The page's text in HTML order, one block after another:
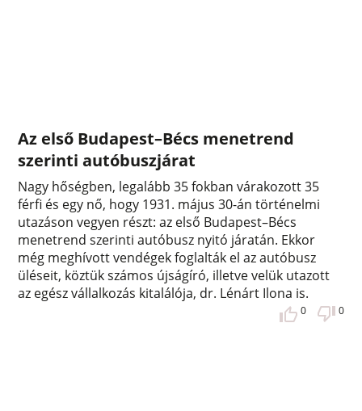
Az első Budapest–Bécs menetrend
szerinti autóbuszjárat
Nagy hőségben, legalább 35 fokban várakozott 35
férfi és egy nő, hogy 1931. május 30-án történelmi
utazáson vegyen részt: az első Budapest–Bécs
menetrend szerinti autóbusz nyitó járatán. Ekkor
még meghívott vendégek foglalták el az autóbusz
üléseit, köztük számos újságíró, illetve velük utazott
az egész vállalkozás kitalálója, dr. Lénárt Ilona is.
0 0